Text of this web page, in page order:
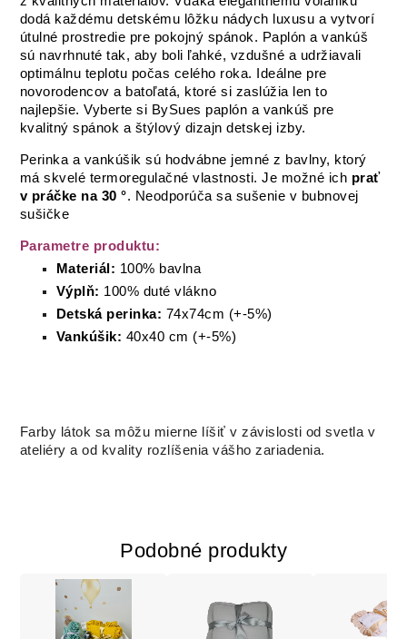
dodá každému detskému lôžku nádych luxusu a vytvorí
útulné prostredie pre pokojný spánok. Paplón a vankúš
sú navrhnuté tak, aby boli ľahké, vzdušné a udržiavali
optimálnu teplotu počas celého roka. Ideálne pre
novorodencov a batoľatá, ktoré si zaslúžia len to
najlepšie. Vyberte si BySues paplón a vankúš pre
kvalitný spánok a štýlový dizajn detskej izby.
Perinka a vankúšik sú hodvábne jemné z bavlny, ktorý
má skvelé termoregulačné vlastnosti. Je možné ich prať
v práčke na 30 °. Neodporúča sa sušenie v bubnovej
sušičke
Parametre produktu:
Materiál: 100% bavlna
Výplň: 100% duté vlákno
Detská perinka: 74x74cm (+-5%)
Vankúšik: 40x40 cm (+-5%)
Farby látok sa môžu mierne líšiť v závislosti od svetla v
ateliéry a od kvality rozlíšenia vášho zariadenia.
Podobné produkty